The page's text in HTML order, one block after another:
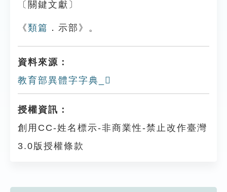
〔關鍵文獻〕
《類篇 ．示部》。
資料來源：
教育部異體字字典_𥛠
授權資訊：
創用CC-姓名標示-非商業性-禁止改作臺灣
3.0版授權條款